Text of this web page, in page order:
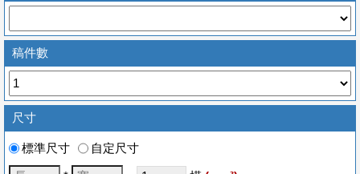
稿件數
尺寸
標準尺寸 自定尺寸